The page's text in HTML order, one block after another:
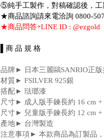
⑤純手工製作，對稿確認後，工
★商品諮詢請來電洽詢 0800-
★商品問答+LINE ID : @ezgold
▌商 品 規 格
品牌► 日本三麗鷗SANRIO正版
材質► FSILVER 925銀
搭配► 琺瑯漆
尺寸► 成人版手鍊長約 16 cm +
尺寸► 兒童版手鍊長約 12 cm +
產地► 台灣製造
注意事項► 本款商品為訂製品